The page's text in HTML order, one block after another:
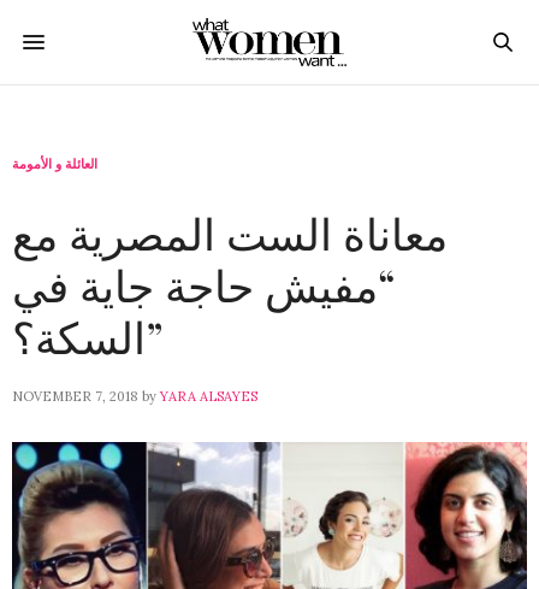
العائلة و الأمومة
معاناة الست المصرية مع
“مفيش حاجة جاية في
السكة؟”
NOVEMBER 7, 2018 by YARA ALSAYES